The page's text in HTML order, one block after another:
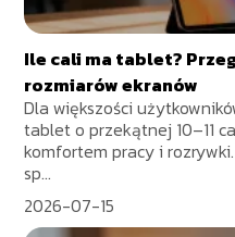
Ile cali ma tablet?
rozmiarów ekranów
Dla większości
tablet o przekątnej 10–11
komfortem pracy i
sp...
2026-07-15